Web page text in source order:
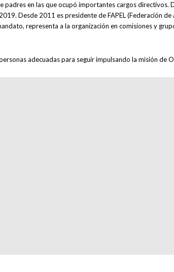
padres en las que ocupó importantes cargos directivos.
Desde 2011 es presidente de FAPEL (Federación de
representa a la organización en comisiones y
adecuadas para seguir impulsando la misión de